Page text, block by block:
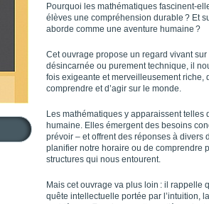
Pourquoi les mathématiques fascinent-
élèves une compréhension durable ? Et
aborde comme une aventure humaine ?
Cet ouvrage propose un regard vivant
désincarnée ou purement technique, il
fois exigeante et merveilleusement riche,
comprendre et d’agir sur le monde.
Les mathématiques y apparaissent telles
humaine. Elles émergent des besoins
prévoir – et offrent des réponses à divers
planifier notre horaire ou de comprendre
structures qui nous entourent.
Mais cet ouvrage va plus loin : il rappelle
quête intellectuelle portée par l’intuition,